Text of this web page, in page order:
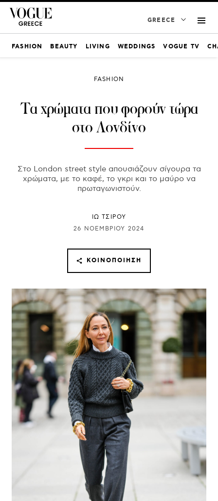
GREECE
FASHION BEAUTY LIVING WEDDINGS VOGUE TV
FASHION
Τα χρώματα που φορούν τώρα
στο Λονδίνο
Στο London street style απουσιάζουν σίγουρα τα
χρώματα, με το καφέ, το γκρι και το μαύρο να
πρωταγωνιστούν.
ΙΩ ΤΣΙΡΟΥ
26 ΝΟΕΜΒΡΊΟΥ 2024
ΚΟΙΝΟΠΟΊΗΣΗ